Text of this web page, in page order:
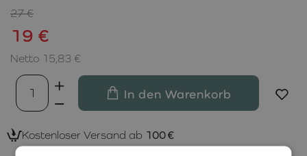
19 €
27 €
Netto 15,83 €
In den Warenkorb
Kostenloser Versand ab 100 €